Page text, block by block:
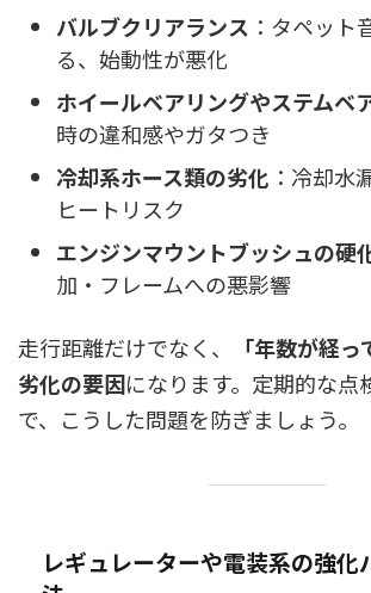
バルブクリアランス ：タペット
る、始動性が悪化
ホイールベアリングやステムベ
時の違和感やガタつき
冷却系ホース類の劣化 ：冷却水
ヒートリスク
エンジンマウントブッシュの硬
加・フレームへの悪影響
走行距離だけでなく、
「年数が経
劣化の要因になります。定期的な点
で、こうした問題を防ぎましょう。
レギュレーターや電装系の強化